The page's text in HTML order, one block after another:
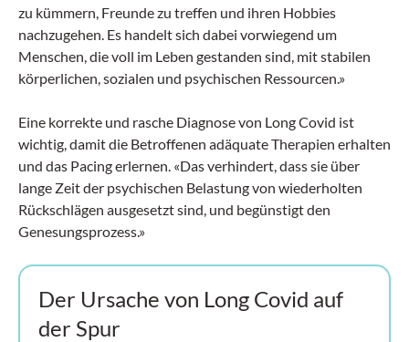
zu kümmern, Freunde zu treffen und ihren Hobbies
nachzugehen. Es handelt sich dabei vorwiegend um
Menschen, die voll im Leben gestanden sind, mit stabilen
körperlichen, sozialen und psychischen Ressourcen.»
Eine korrekte und rasche Diagnose von Long Covid ist
wichtig, damit die Betroffenen adäquate Therapien erhalten
und das Pacing erlernen. «Das verhindert, dass sie über
lange Zeit der psychischen Belastung von wiederholten
Rückschlägen ausgesetzt sind, und begünstigt den
Genesungsprozess.»
Der Ursache von Long Covid auf
der Spur